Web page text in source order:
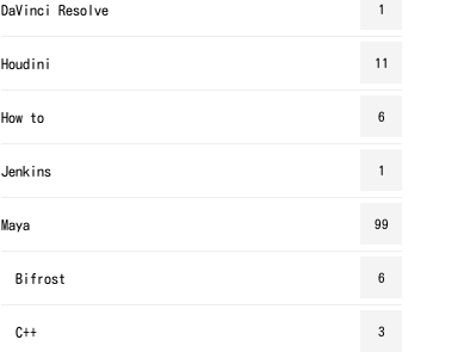
DaVinci Resolve 1
Houdini 11
How to 6
Jenkins 1
Maya 99
Bifrost 6
C++ 3